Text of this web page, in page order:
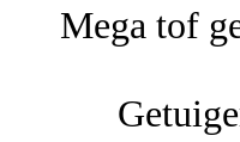
Mega tof